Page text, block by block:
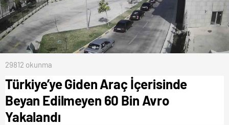
29812 okunma
Türkiye’ye Giden Araç İçerisinde
Beyan Edilmeyen 60 Bin Avro
Yakalandı